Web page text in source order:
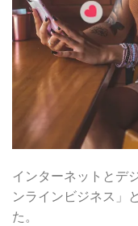
インターネットとデ
ンラインビジネス」
た。